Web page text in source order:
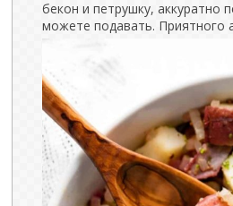
бекон и петрушку, аккуратно
можете подавать. Приятного